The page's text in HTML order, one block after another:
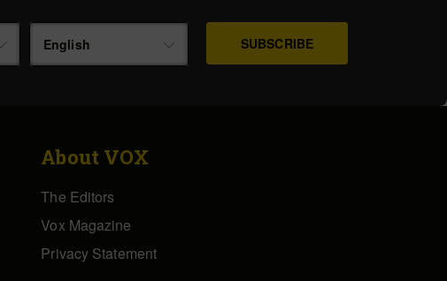
English
About VOX
The Editors
Vox Magazine
Privacy Statement